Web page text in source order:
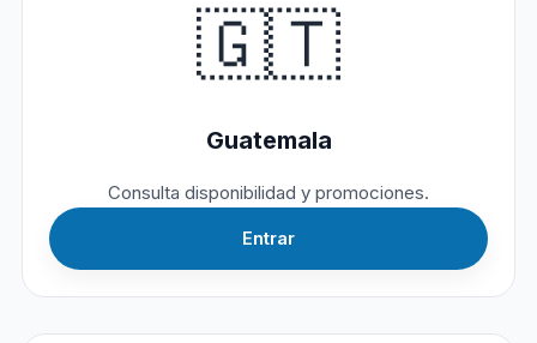
🇬🇹
Guatemala
Consulta disponibilidad y promociones.
Entrar